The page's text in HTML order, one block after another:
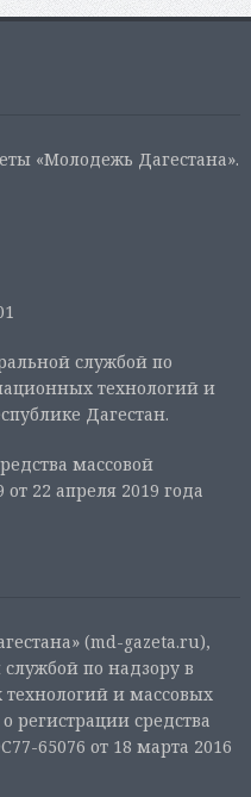
«Молодежь Дагестана».
службой по
технологий и
Дагестан.
массовой
22 апреля 2019 года
(md-gazeta.ru),
по надзору в
и массовых
регистрации средства
65076 от 18 марта 2016